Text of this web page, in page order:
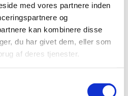
med vores partnere inden
og
kan kombinere disse
du har givet dem, eller som
af deres tjenester.
strategier, personlig
begrebet. Alt klar til
og konkret hands-on
med jysk kant,